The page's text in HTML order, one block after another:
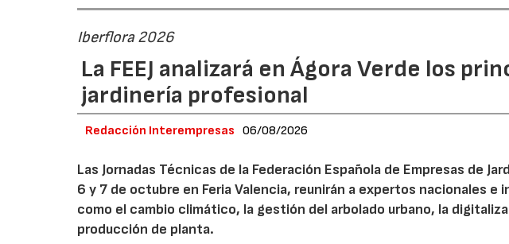
Iberflora 2026
La FEEJ analizará en Ágora Verde los
jardinería profesional
Redacción Interempresas 06/08/2026
Las Jornadas Técnicas de la Federación Española de Empresas de
6 y 7 de octubre en Feria Valencia, reunirán a expertos nacionales
como el cambio climático, la gestión del arbolado urbano, la
producción de planta.